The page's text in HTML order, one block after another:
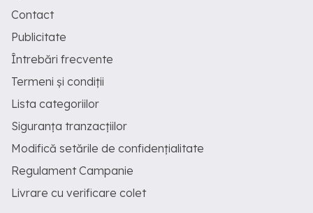
Contact
Publicitate
Întrebări frecvente
Termeni și condiții
Lista categoriilor
Siguranța tranzacțiilor
Modifică setările de confidențialitate
Regulament Campanie
Livrare cu verificare colet